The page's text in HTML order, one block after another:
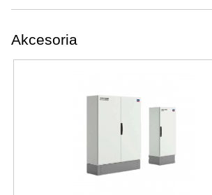
Akcesoria